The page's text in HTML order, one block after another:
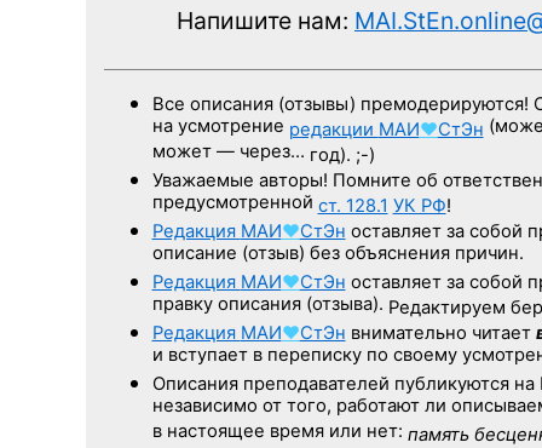
Напишите нам:
Все описания (отзывы) премодерируются!
на усмотрение редакции МАИ♥СтЭн
может — через… год). ;-)
Уважаемые авторы! Помните об
предусмотренной ст. 128.1 УК РФ!
Редакция МАИ♥СтЭн оставляет за собой
описание (отзыв) без объяснения причин.
Редакция МАИ♥СтЭн оставляет за собой
правку описания (отзыва). Редактируем
Редакция МАИ♥СтЭн внимательно читает
и вступает в переписку по своему
Описания преподавателей публикуются на
независимо от того, работают ли
в настоящее время или нет: память